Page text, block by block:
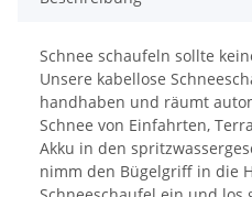
Schnee schaufeln sollte
Unsere kabellose
handhaben und räumt
Schnee von Einfahrten,
Akku in den
nimm den Bügelgriff in die